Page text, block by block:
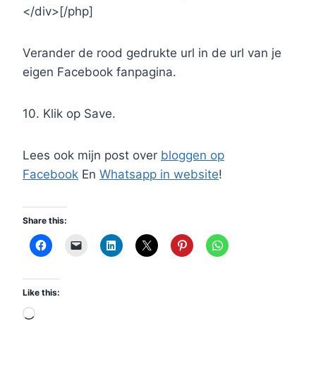
</div>[/php]
Verander de rood gedrukte url in de url van je
eigen Facebook fanpagina.
10. Klik op Save.
Lees ook mijn post over bloggen op
Facebook En Whatsapp in website!
Share this:
Like this:
L